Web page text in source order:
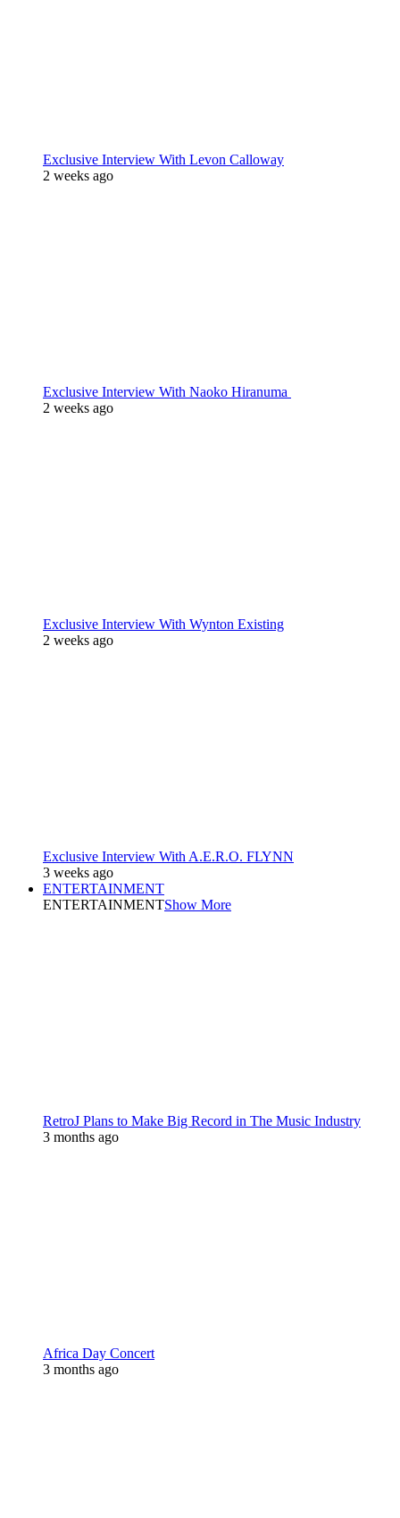
Exclusive Interview With Levon Calloway
2 weeks ago
Exclusive Interview With Naoko Hiranuma
2 weeks ago
Exclusive Interview With Wynton Existing
2 weeks ago
Exclusive Interview With A.E.R.O. FLYNN
3 weeks ago
ENTERTAINMENT
ENTERTAINMENTShow More
RetroJ Plans to Make Big Record in The Music Industry
3 months ago
Africa Day Concert
3 months ago